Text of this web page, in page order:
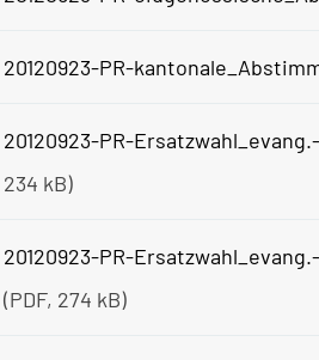
20120923-PR-
20120923-PR-
234 kB)
20120923-PR-
(PDF, 274 kB)